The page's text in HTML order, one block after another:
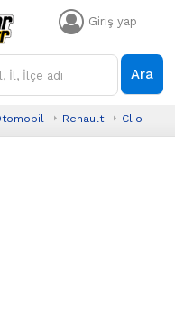
Giriş yap
Ara
Renault Clio